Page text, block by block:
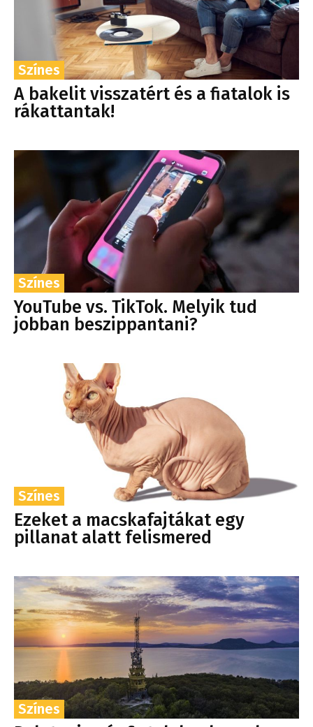
Színes
A bakelit visszatért és a fiatalok is
rákattantak!
Színes
YouTube vs. TikTok. Melyik tud
jobban beszippantani?
Színes
Ezeket a macskafajtákat egy
pillanat alatt felismered
Színes